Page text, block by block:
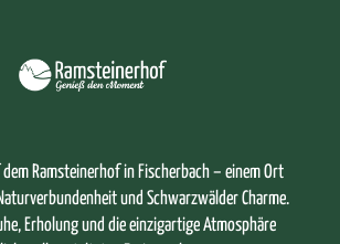
Ramsteinerhof in Fischerbach – einem Ort
und Schwarzwälder Charme.
Erholung und die einzigartige Atmosphäre